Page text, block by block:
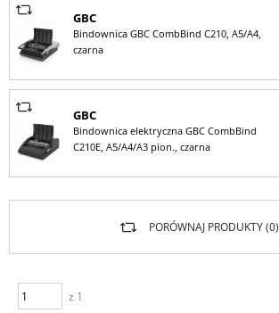
GBC
Bindownica GBC CombBind C210, A5/A4,
czarna
GBC
Bindownica elektryczna GBC CombBind
C210E, A5/A4/A3 pion., czarna
z 1
PORÓWNAJ PRODUKTY (0)